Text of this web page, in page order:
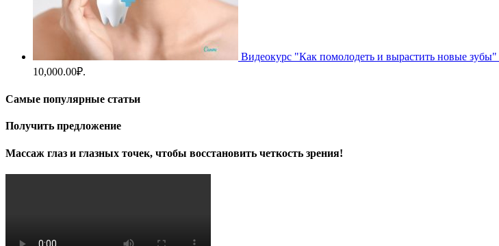
Видеокурс "Как помолодеть и вырастить новые зубы"
10,000.00₽.
Самые популярные статьи
Получить предложение
Массаж глаз и глазных точек, чтобы восстановить четкость зрения!